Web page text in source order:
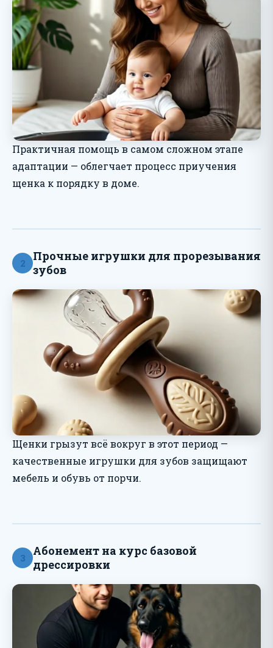
Практичная помощь в самом сложном этапе
адаптации — облегчает процесс приучения
щенка к порядку в доме.
2
Прочные игрушки для прорезывания
зубов
Щенки грызут всё вокруг в этот период —
качественные игрушки для зубов защищают
мебель и обувь от порчи.
3
Абонемент на курс базовой
дрессировки